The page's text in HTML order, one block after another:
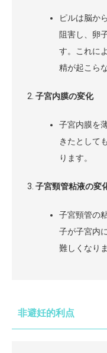
ピルは脳か
阻害し、卵
す。これに
精が起こら
子宮内膜の変化
子宮内膜を
きたとして
ります。
子宮頸管粘液の変
子宮頸管の
子が子宮内
難しくなりま
非避妊的利点